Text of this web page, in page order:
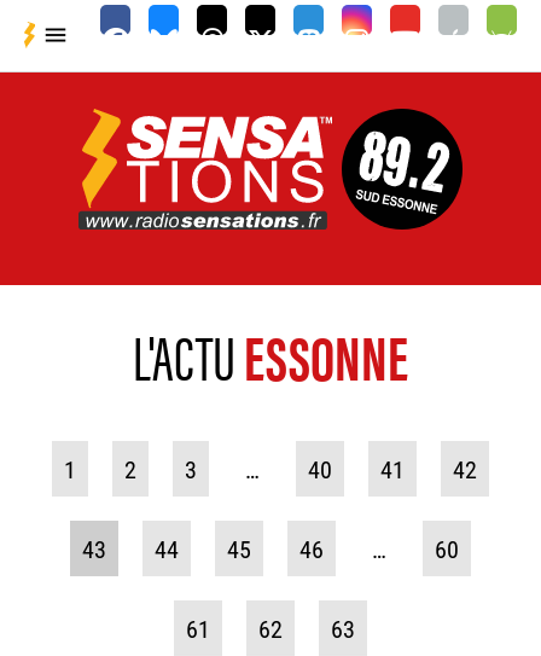

L'ACTUESSONNE
1 2 3 … 40 41 42
43 44 45 46 … 60
61 62 63